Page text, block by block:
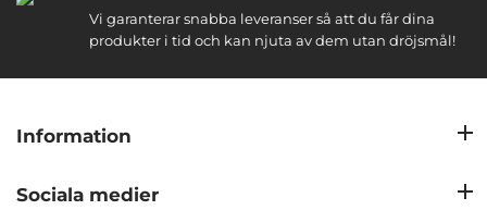
Vi garanterar snabba leveranser så att du får dina
produkter i tid och kan njuta av dem utan dröjsmål!
Information
Sociala medier